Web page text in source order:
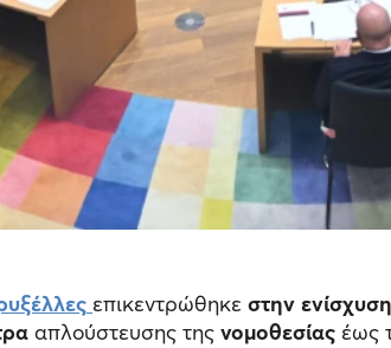
επικεντρώθηκε στην
απλούστευσης της νομοθεσίας έως